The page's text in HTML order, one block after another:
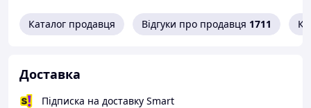
Каталог продавця Відгуки про продавця 1711
Доставка
Підписка на доставку Smart